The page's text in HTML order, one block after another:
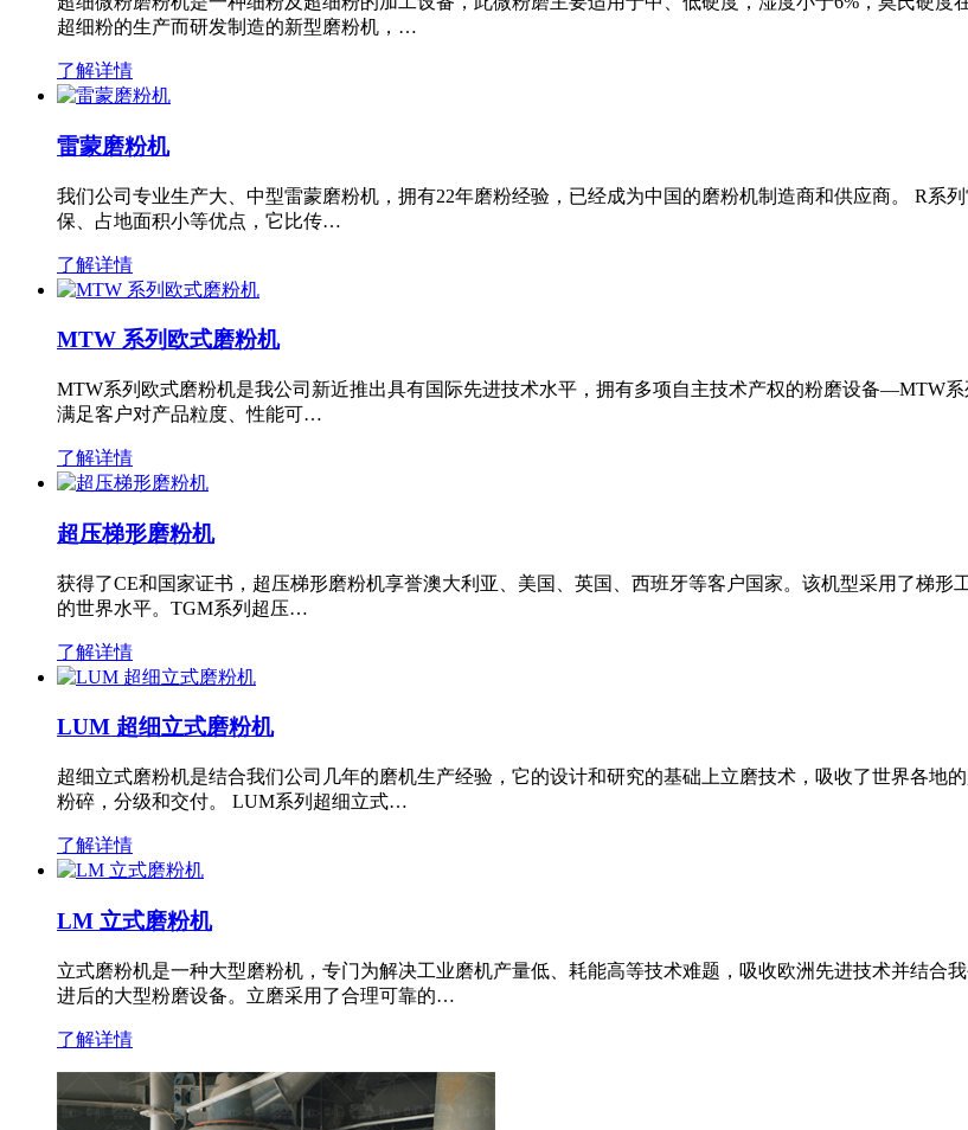
超细粉的生产而研发制造的新型磨粉机，…
了解详情
雷蒙磨粉机
我们公司专业生产大、中型雷蒙磨粉机，拥有22年磨粉经验，已经成为中国的磨粉机制造商和供应商。 R系
保、占地面积小等优点，它比传…
了解详情
MTW 系列欧式磨粉机
MTW系列欧式磨粉机是我公司新近推出具有国际先进技术水平，拥有多项自主技术产权的粉磨设备—MTW
满足客户对产品粒度、性能可…
了解详情
超压梯形磨粉机
获得了CE和国家证书，超压梯形磨粉机享誉澳大利亚、美国、英国、西班牙等客户国家。该机型采用了梯
的世界水平。TGM系列超压…
了解详情
LUM 超细立式磨粉机
超细立式磨粉机是结合我们公司几年的磨机生产经验，它的设计和研究的基础上立磨技术，吸收了世界各地
粉碎，分级和交付。 LUM系列超细立式…
了解详情
LM 立式磨粉机
立式磨粉机是一种大型磨粉机，专门为解决工业磨机产量低、耗能高等技术难题，吸收欧洲先进技术并结合
进后的大型粉磨设备。立磨采用了合理可靠的…
了解详情